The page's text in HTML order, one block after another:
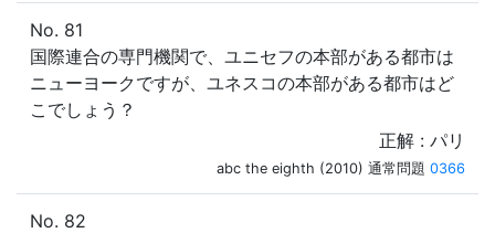
No. 81
国際連合の専門機関で、ユニセフの本部がある都市は
ニューヨークですが、ユネスコの本部がある都市はど
こでしょう？
正解 : パリ
abc the eighth (2010) 通常問題 0366
No. 82